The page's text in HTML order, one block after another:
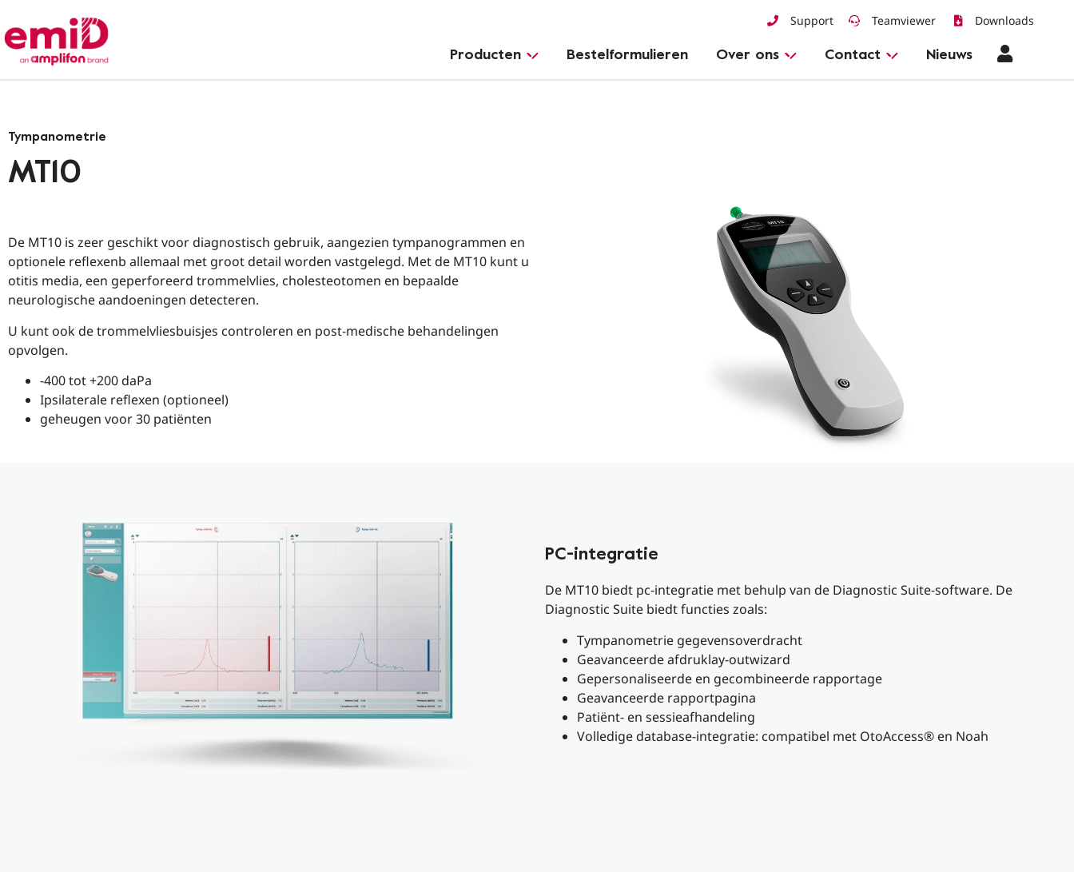
Support Teamviewer Downloads
Producten Bestelformulieren Over ons Contact Nieuws
Tympanometrie
MT10
De MT10 is zeer geschikt voor diagnostisch gebruik, aangezien tympanogrammen en
optionele reflexenb allemaal met groot detail worden vastgelegd. Met de MT10 kunt u
otitis media, een geperforeerd trommelvlies, cholesteotomen en bepaalde
neurologische aandoeningen detecteren.
U kunt ook de trommelvliesbuisjes controleren en post-medische behandelingen
opvolgen.
-400 tot +200 daPa
Ipsilaterale reflexen (optioneel)
geheugen voor 30 patiënten
PC-integratie
De MT10 biedt pc-integratie met behulp van de Diagnostic Suite-software. De
Diagnostic Suite biedt functies zoals:
Tympanometrie gegevensoverdracht
Geavanceerde afdruklay-outwizard
Gepersonaliseerde en gecombineerde rapportage
Geavanceerde rapportpagina
Patiënt- en sessieafhandeling
Volledige database-integratie: compatibel met OtoAccess® en Noah